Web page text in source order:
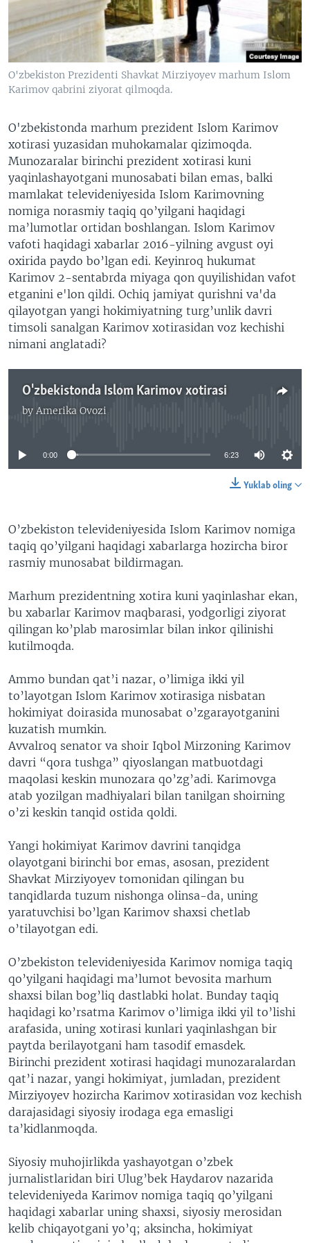
VIDEO
XABARLAR SURATLARDA
ODNOKLASSNIKI
TELEGRAM
TWITTER
SOUNDCLOUD
VOA
O'zbekiston Prezidenti Shavkat Mirziyoyev marhum Islom
Karimov qabrini ziyorat qilmoqda.
O'zbekistonda marhum prezident Islom Karimov
xotirasi yuzasidan muhokamalar qizimoqda.
Munozaralar birinchi prezident xotirasi kuni
yaqinlashayotgani munosabati bilan emas, balki
mamlakat televideniyesida Islom Karimovning
nomiga norasmiy taqiq qo’yilgani haqidagi
ma’lumotlar ortidan boshlangan. Islom Karimov
vafoti haqidagi xabarlar 2016-yilning avgust oyi
oxirida paydo bo’lgan edi. Keyinroq hukumat
Karimov 2-sentabrda miyaga qon quyilishidan vafot
etganini e'lon qildi. Ochiq jamiyat qurishni va'da
qilayotgan yangi hokimiyatning turg’unlik davri
timsoli sanalgan Karimov xotirasidan voz kechishi
nimani anglatadi?
O'zbekistonda Islom Karimov xotirasi
by Amerika Ovozi
No media source currently available
0:00 6:23
Yuklab oling
O’zbekiston televideniyesida Islom Karimov nomiga
taqiq qo’yilgani haqidagi xabarlarga hozircha biror
rasmiy munosabat bildirmagan.
Marhum prezidentning xotira kuni yaqinlashar ekan,
bu xabarlar Karimov maqbarasi, yodgorligi ziyorat
qilingan ko’plab marosimlar bilan inkor qilinishi
kutilmoqda.
Ammo bundan qat’i nazar, o’limiga ikki yil
to’layotgan Islom Karimov xotirasiga nisbatan
hokimiyat doirasida munosabat o’zgarayotganini
kuzatish mumkin.
Avvalroq senator va shoir Iqbol Mirzoning Karimov
davri “qora tushga” qiyoslangan matbuotdagi
maqolasi keskin munozara qo’zg’adi. Karimovga
atab yozilgan madhiyalari bilan tanilgan shoirning
o’zi keskin tanqid ostida qoldi.
Yangi hokimiyat Karimov davrini tanqidga
olayotgani birinchi bor emas, asosan, prezident
Shavkat Mirziyoyev tomonidan qilingan bu
tanqidlarda tuzum nishonga olinsa-da, uning
yaratuvchisi bo’lgan Karimov shaxsi chetlab
o’tilayotgan edi.
O’zbekiston televideniyesida Karimov nomiga taqiq
qo’yilgani haqidagi ma’lumot bevosita marhum
shaxsi bilan bog’liq dastlabki holat. Bunday taqiq
haqidagi ko’rsatma Karimov o’limiga ikki yil to’lishi
arafasida, uning xotirasi kunlari yaqinlashgan bir
paytda berilayotgani ham tasodif emasdek.
Birinchi prezident xotirasi haqidagi munozaralardan
qat’i nazar, yangi hokimiyat, jumladan, prezident
Mirziyoyev hozircha Karimov xotirasidan voz kechish
darajasidagi siyosiy irodaga ega emasligi
ta’kidlanmoqda.
Siyosiy muhojirlikda yashayotgan o’zbek
jurnalistlaridan biri Ulug’bek Haydarov nazarida
televideniyeda Karimov nomiga taqiq qo’yilgani
haqidagi xabarlar uning shaxsi, siyosiy merosidan
kelib chiqayotgani yo’q; aksincha, hokimiyat